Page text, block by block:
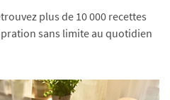
plus de 10 000 recettes
sans limite au quotidien